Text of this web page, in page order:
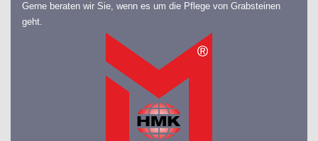
Gerne beraten wir Sie, wenn es um die Pflege von Grabsteinen
geht.